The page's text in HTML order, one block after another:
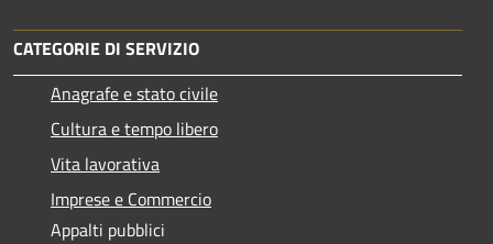
CATEGORIE DI SERVIZIO
Anagrafe e stato civile
Cultura e tempo libero
Vita lavorativa
Imprese e Commercio
Appalti pubblici